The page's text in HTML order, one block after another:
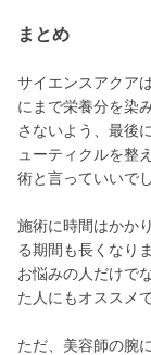
まとめ
サイエンスアクア
にまで栄養分を染
さないよう、最後
ューティクルを整
術と言っていいで
施術に時間はかか
る期間も長くなり
お悩みの人だけで
た人にもオススメで
ただ、美容師の腕